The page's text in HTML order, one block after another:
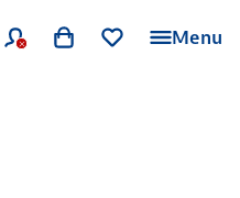
Menu